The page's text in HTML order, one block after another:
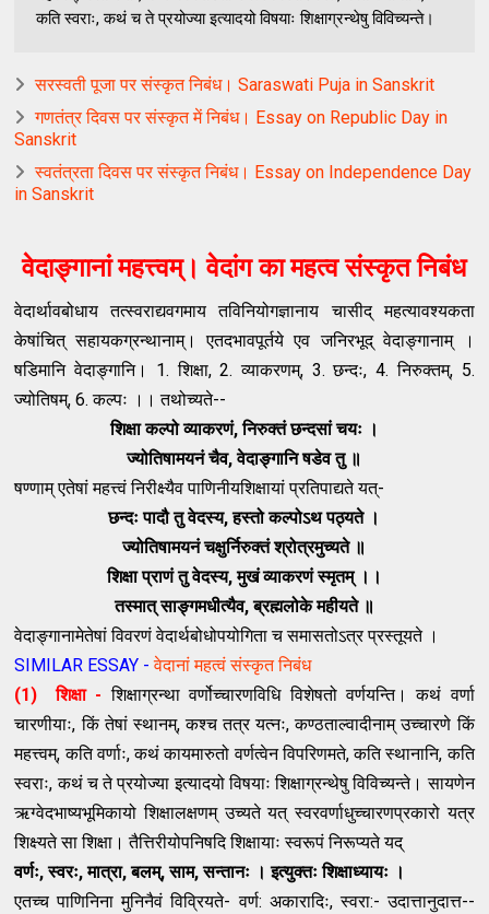
कति स्वराः, कथं च ते प्रयोज्या इत्यादयो विषयाः शिक्षाग्रन्थेषु विविच्यन्ते।
सरस्वती पूजा पर संस्कृत निबंध। Saraswati Puja in Sanskrit
गणतंत्र दिवस पर संस्कृत में निबंध। Essay on Republic Day in
Sanskrit
स्वतंत्रता दिवस पर संस्कृत निबंध। Essay on Independence Day
in Sanskrit
वेदाङ्गानां महत्त्वम्। वेदांग का महत्व संस्कृत निबंध
वेदार्थावबोधाय तत्स्वराद्यवगमाय तविनियोगज्ञानाय चासीद् महत्यावश्यकता
केषांचित् सहायकग्रन्थानाम्। एतदभावपूर्तये एव जनिरभूद् वेदाङ्गानाम् ।
षडिमानि वेदाङ्गानि। 1. शिक्षा, 2. व्याकरणम्, 3. छन्दः, 4. निरुक्तम्, 5.
ज्योतिषम्, 6. कल्पः ।। तथोच्यते--
शिक्षा कल्पो व्याकरणं, निरुक्तं छन्दसां चयः ।
ज्योतिषामयनं चैव, वेदाङ्गानि षडेव तु ॥
षण्णाम् एतेषां महत्त्वं निरीक्ष्यैव पाणिनीयशिक्षायां प्रतिपाद्यते यत्-
छन्दः पादौ तु वेदस्य, हस्तो कल्पोऽथ पठ्यते ।
ज्योतिषामयनं चक्षुर्निरुक्तं श्रोत्रमुच्यते ॥
शिक्षा प्राणं तु वेदस्य, मुखं व्याकरणं स्मृतम् ।।
तस्मात् साङ्गमधीत्यैव, ब्रह्मलोके महीयते ॥
वेदाङ्गानामेतेषां विवरणं वेदार्थबोधोपयोगिता च समासतोऽत्र प्रस्तूयते ।
SIMILAR ESSAY -वेदानां महत्वं संस्कृत निबंध
(1) शिक्षा -शिक्षाग्रन्था वर्णोच्चारणविधि विशेषतो वर्णयन्ति। कथं वर्णा
चारणीयाः, किं तेषां स्थानम्, कश्च तत्र यत्नः, कण्ठताल्वादीनाम् उच्चारणे किं
महत्त्वम्, कति वर्णाः, कथं कायमारुतो वर्णत्वेन विपरिणमते, कति स्थानानि, कति
स्वराः, कथं च ते प्रयोज्या इत्यादयो विषयाः शिक्षाग्रन्थेषु विविच्यन्ते। सायणेन
ऋग्वेदभाष्यभूमिकायो शिक्षालक्षणम् उच्यते यत् स्वरवर्णाधुच्चारणप्रकारो यत्र
शिक्ष्यते सा शिक्षा। तैत्तिरीयोपनिषदि शिक्षायाः स्वरूपं निरूप्यते यद्
वर्णः, स्वरः, मात्रा, बलम्, साम, सन्तानः । इत्युक्तः शिक्षाध्यायः ।
एतच्च पाणिनिना मुनिनैवं विव्रियते- वर्ण: अकारादिः, स्वरा:- उदात्तानुदात्त--